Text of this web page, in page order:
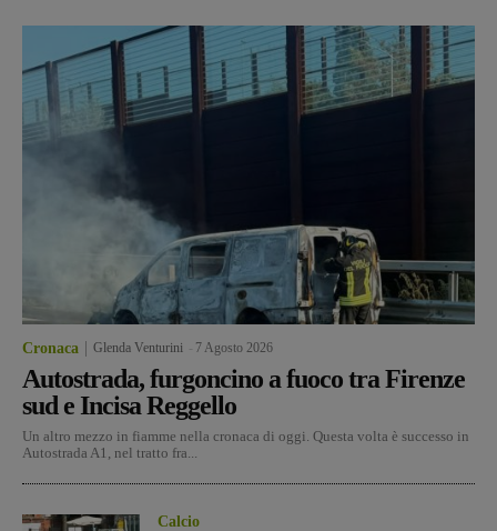
Cronaca Glenda Venturini 7 Agosto 2026
Autostrada, furgoncino a fuoco tra Firenze
sud e Incisa Reggello
Un altro mezzo in fiamme nella cronaca di oggi. Questa volta è successo in
Autostrada A1, nel tratto fra...
Calcio